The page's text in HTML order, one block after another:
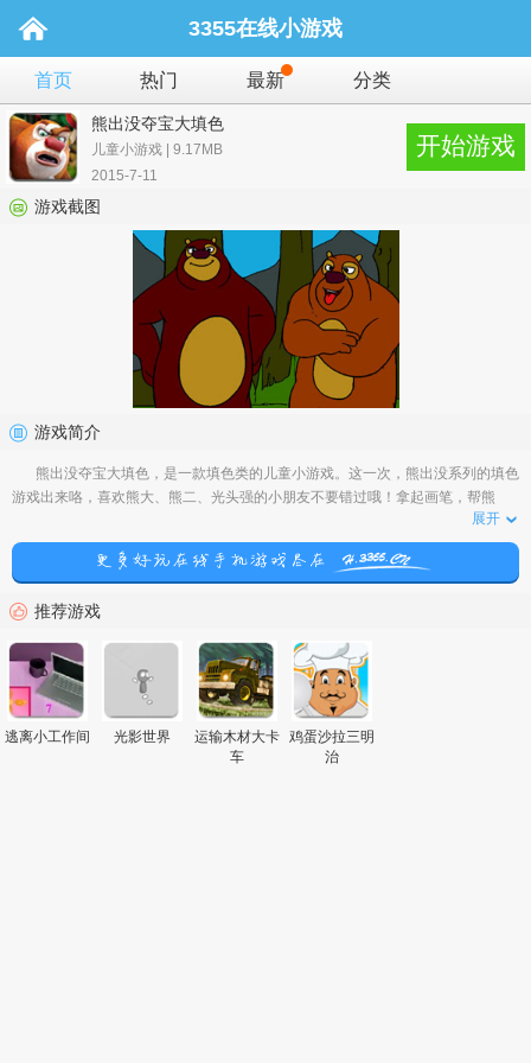
3355在线小游戏
首页 热门 最新 分类
熊出没夺宝大填色
儿童小游戏 | 9.17MB
2015-7-11
开始游戏
游戏截图
游戏简介
熊出没夺宝大填色，是一款填色类的儿童小游戏。这一次，熊出没系列的填色
游戏出来咯，喜欢熊大、熊二、光头强的小朋友不要错过哦！拿起画笔，帮熊
展开
推荐游戏
逃离小工作间 光影世界
运输木材大卡
车
鸡蛋沙拉三明
治